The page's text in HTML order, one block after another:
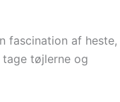
fascination af heste,
tøjlerne og